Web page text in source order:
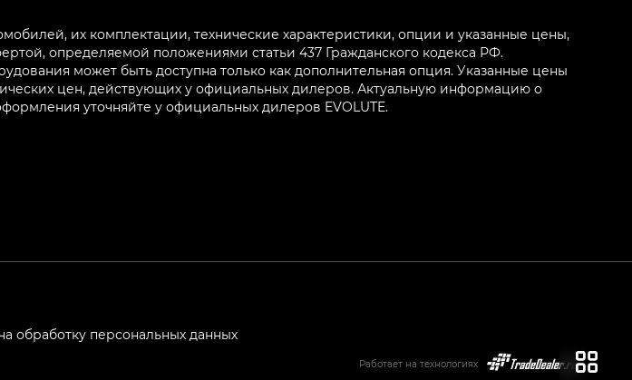
их комплектации, технические характеристики, опции и указанные цены,
определяемой положениями статьи 437 Гражданского кодекса РФ.
может быть доступна только как дополнительная опция. Указанные цены
цен, действующих у официальных дилеров. Актуальную информацию о
уточняйте у официальных дилеров EVOLUTE.
обработку персональных данных
Работает на технологиях